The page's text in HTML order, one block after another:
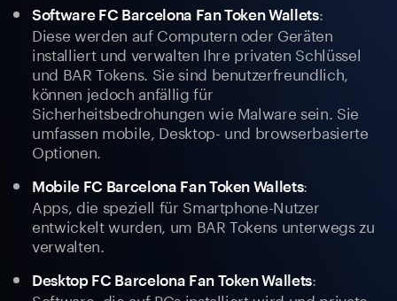
Software FC Barcelona Fan Token Wallets:
Diese werden auf Computern oder Geräten
installiert und verwalten Ihre privaten Schlüssel
und BAR Tokens. Sie sind benutzerfreundlich,
können jedoch anfällig für
Sicherheitsbedrohungen wie Malware sein. Sie
umfassen mobile, Desktop- und browserbasierte
Optionen.
Mobile FC Barcelona Fan Token Wallets:
Apps, die speziell für Smartphone-Nutzer
entwickelt wurden, um BAR Tokens unterwegs zu
verwalten.
Desktop FC Barcelona Fan Token Wallets: